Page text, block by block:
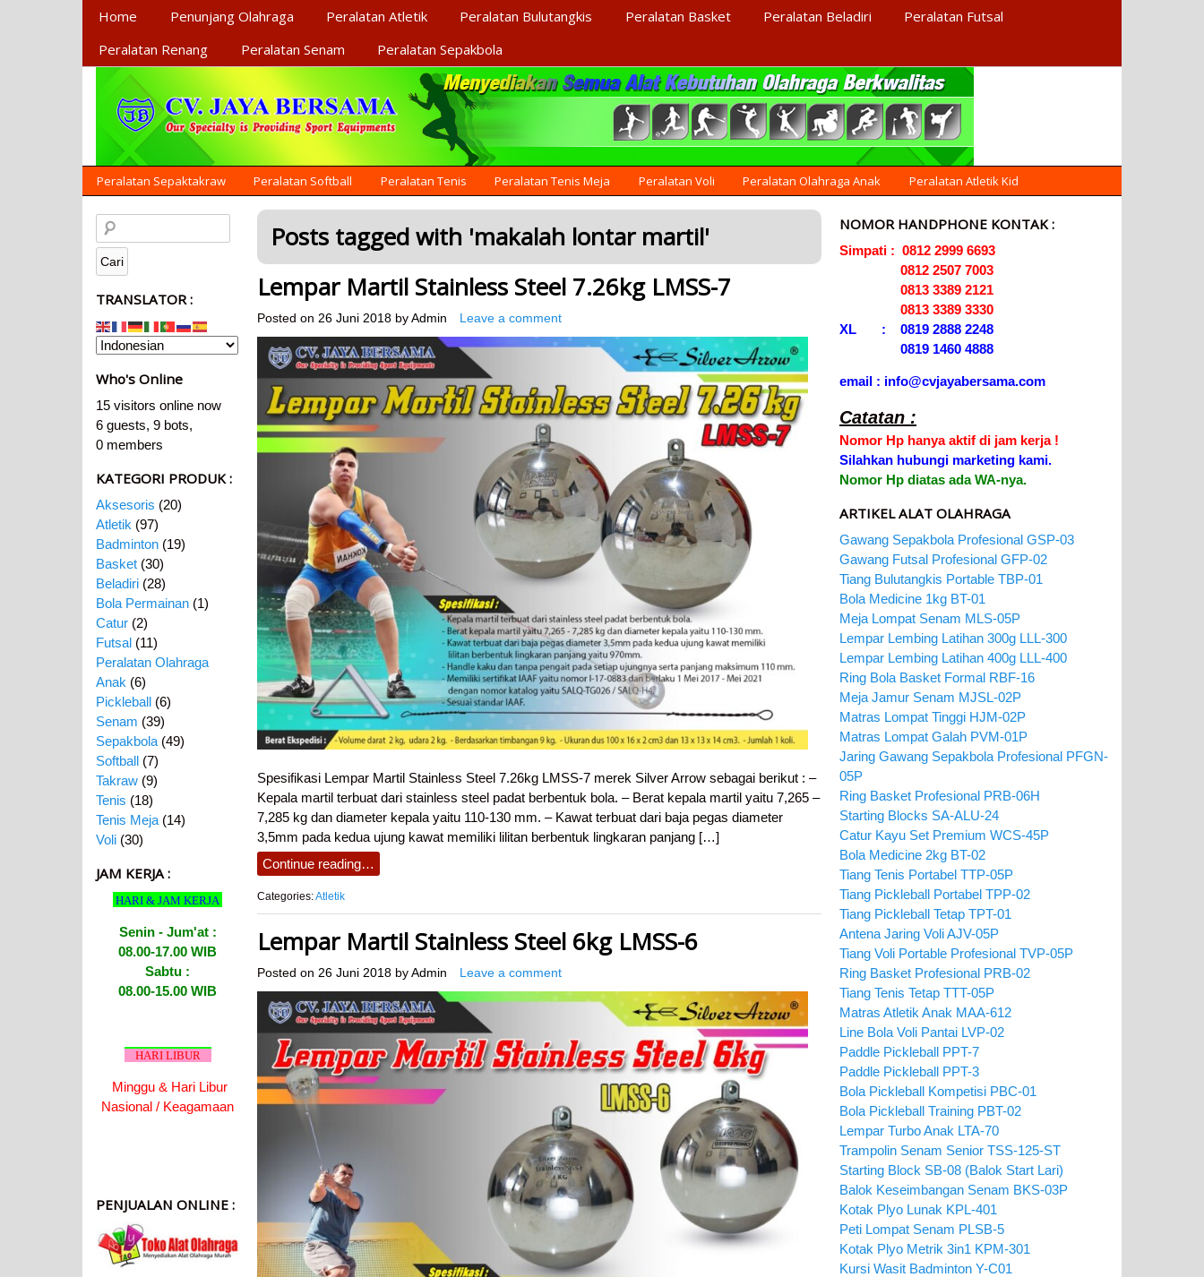
Primary Menu
Home Penunjang Olahraga Peralatan Atletik Peralatan Bulutangkis Peralatan Basket Peralatan Beladiri
Peralatan Futsal
Peralatan Renang
Peralatan Senam Peralatan Sepakbola
Secondary Menu
Peralatan Sepaktakraw Peralatan Softball Peralatan Tenis Peralatan Tenis Meja Peralatan Voli Peralatan Olahraga Anak Peralatan Atletik Kid
Posts tagged with 'makalah lontar martil'
Lempar Martil Stainless Steel 7.26kg LMSS-7
Posted on 26 Juni 2018 by Admin Leave a comment
Spesifikasi Lempar Martil Stainless Steel 7.26kg LMSS-7 merek Silver Arrow sebagai berikut : –
Kepala martil terbuat dari stainless steel padat berbentuk bola. – Berat kepala martil yaitu 7,265 –
7,285 kg dan diameter kepala yaitu 110-130 mm. – Kawat terbuat dari baja pegas diameter
3,5mm pada kedua ujung kawat memiliki lilitan berbentuk lingkaran panjang […]
Continue reading…
Categories:Atletik
Lempar Martil Stainless Steel 6kg LMSS-6
Posted on 26 Juni 2018 by Admin Leave a comment
TRANSLATOR :
Who's Online
15 visitors online now
6 guests, 9 bots,
0 members
KATEGORI PRODUK :
Aksesoris (20)
Atletik (97)
Badminton (19)
Basket (30)
Beladiri (28)
Bola Permainan (1)
Catur (2)
Futsal (11)
Peralatan Olahraga
Anak (6)
Pickleball (6)
Senam (39)
Sepakbola (49)
Softball (7)
Takraw (9)
Tenis (18)
Tenis Meja (14)
Voli (30)
JAM KERJA :
HARI & JAM KERJA
Senin - Jum'at :
08.00-17.00 WIB
Sabtu :
08.00-15.00 WIB
HARI LIBUR
Minggu & Hari Libur
Nasional / Keagamaan
PENJUALAN ONLINE :
NOMOR HANDPHONE KONTAK :
Simpati : 0812 2999 6693
0812 2507 7003
0813 3389 2121
0813 3389 3330
XL : 0819 2888 2248
0819 1460 4888
email : info@cvjayabersama.com
Catatan :
Nomor Hp hanya aktif di jam kerja !
Silahkan hubungi marketing kami.
Nomor Hp diatas ada WA-nya.
ARTIKEL ALAT OLAHRAGA
Gawang Sepakbola Profesional GSP-03
Gawang Futsal Profesional GFP-02
Tiang Bulutangkis Portable TBP-01
Bola Medicine 1kg BT-01
Meja Lompat Senam MLS-05P
Lempar Lembing Latihan 300g LLL-300
Lempar Lembing Latihan 400g LLL-400
Ring Bola Basket Formal RBF-16
Meja Jamur Senam MJSL-02P
Matras Lompat Tinggi HJM-02P
Matras Lompat Galah PVM-01P
Jaring Gawang Sepakbola Profesional PFGN-
05P
Ring Basket Profesional PRB-06H
Starting Blocks SA-ALU-24
Catur Kayu Set Premium WCS-45P
Bola Medicine 2kg BT-02
Tiang Tenis Portabel TTP-05P
Tiang Pickleball Portabel TPP-02
Tiang Pickleball Tetap TPT-01
Antena Jaring Voli AJV-05P
Tiang Voli Portable Profesional TVP-05P
Ring Basket Profesional PRB-02
Tiang Tenis Tetap TTT-05P
Matras Atletik Anak MAA-612
Line Bola Voli Pantai LVP-02
Paddle Pickleball PPT-7
Paddle Pickleball PPT-3
Bola Pickleball Kompetisi PBC-01
Bola Pickleball Training PBT-02
Lempar Turbo Anak LTA-70
Trampolin Senam Senior TSS-125-ST
Starting Block SB-08 (Balok Start Lari)
Balok Keseimbangan Senam BKS-03P
Kotak Plyo Lunak KPL-401
Peti Lompat Senam PLSB-5
Kotak Plyo Metrik 3in1 KPM-301
Kursi Wasit Badminton Y-C01